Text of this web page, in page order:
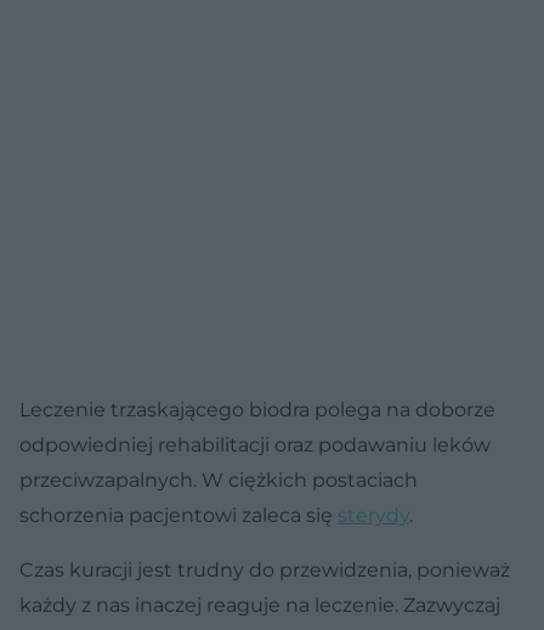
Leczenie trzaskającego biodra polega na doborze
odpowiedniej rehabilitacji oraz podawaniu leków
przeciwzapalnych. W ciężkich postaciach
schorzenia pacjentowi zaleca się sterydy.
Czas kuracji jest trudny do przewidzenia, ponieważ
każdy z nas inaczej reaguje na leczenie. Zazwyczaj